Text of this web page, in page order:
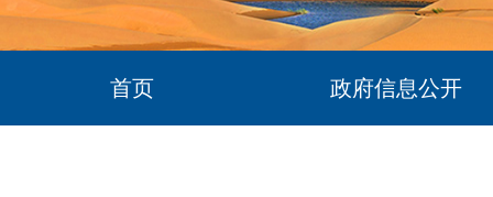
首页 政府信息公开